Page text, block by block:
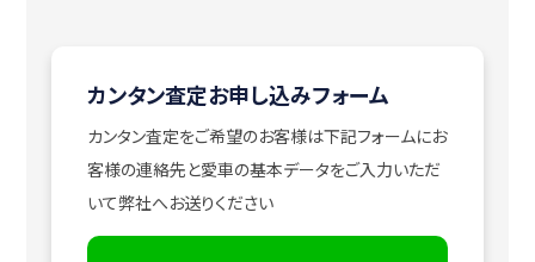
カンタン査定お申し込みフォーム
カンタン査定をご希望のお客様は下記フォームにお
客様の連絡先と愛車の基本データをご入力いただ
いて弊社へお送りください